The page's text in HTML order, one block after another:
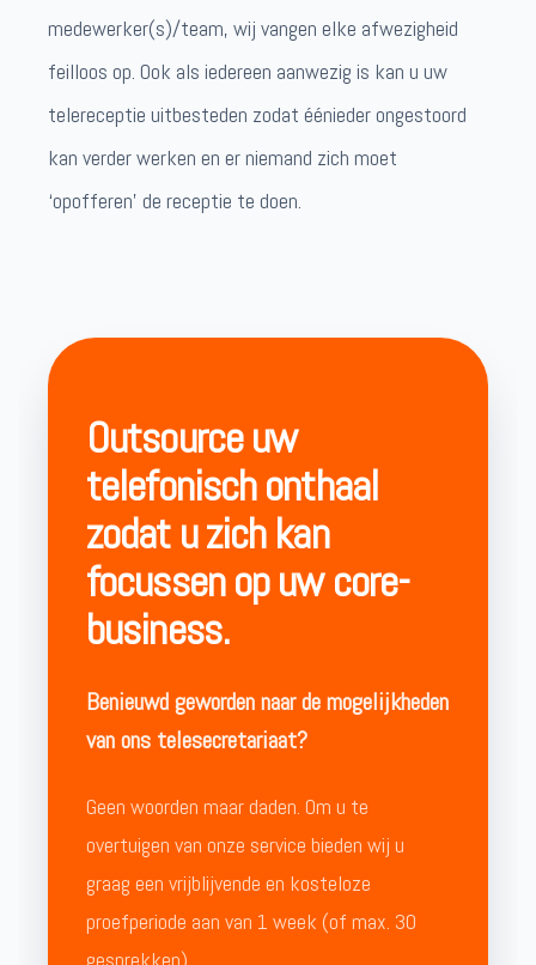
medewerker(s)/team, wij vangen elke afwezigheid
feilloos op. Ook als iedereen aanwezig is kan u uw
telereceptie uitbesteden zodat éénieder ongestoord
kan verder werken en er niemand zich moet
‘opofferen’ de receptie te doen.
Outsource uw
telefonisch onthaal
zodat u zich kan
focussen op uw core-
business.
Benieuwd geworden naar de mogelijkheden
van ons telesecretariaat?
Geen woorden maar daden. Om u te
overtuigen van onze service bieden wij u
graag een vrijblijvende en kosteloze
proefperiode aan van 1 week (of max. 30